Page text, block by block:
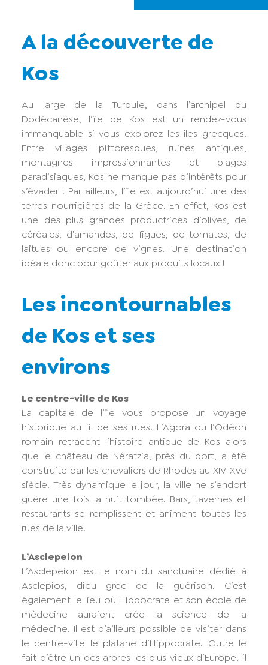
A la découverte de
Kos
Au large de la Turquie, dans l’archipel du
Dodécanèse, l’île de Kos est un rendez-vous
immanquable si vous explorez les îles grecques.
Entre villages pittoresques, ruines antiques,
montagnes impressionnantes et plages
paradisiaques, Kos ne manque pas d’intérêts pour
s’évader ! Par ailleurs, l’île est aujourd’hui une des
terres nourricières de la Grèce. En effet, Kos est
une des plus grandes productrices d’olives, de
céréales, d’amandes, de figues, de tomates, de
laitues ou encore de vignes. Une destination
idéale donc pour goûter aux produits locaux !
Les incontournables
de Kos et ses
environs
Le centre-ville de Kos
La capitale de l’île vous propose un voyage
historique au fil de ses rues. L’Agora ou l’Odéon
romain retracent l’histoire antique de Kos alors
que le château de Nératzia, près du port, a été
construite par les chevaliers de Rhodes au XIV-XVe
siècle. Très dynamique le jour, la ville ne s’endort
guère une fois la nuit tombée. Bars, tavernes et
restaurants se remplissent et animent toutes les
rues de la ville.
L’Asclepeion
L’Asclepeion est le nom du sanctuaire dédié à
Asclepios, dieu grec de la guérison. C’est
également le lieu où Hippocrate et son école de
médecine auraient crée la science de la
médecine. Il est d’ailleurs possible de visiter dans
le centre-ville le platane d’Hippocrate. Outre le
fait d’être un des arbres les plus vieux d’Europe, il